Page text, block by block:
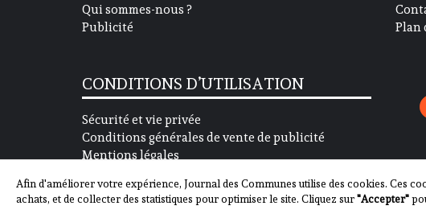
Qui sommes-nous ?
Publicité
CONDITIONS D’UTILISATION
Sécurité et vie privée
Conditions générales de vente de publicité
Mentions légales
Plan
Afin d'améliorer votre expérience, Journal des Communes utilise des cookies. Ces
achats, et de collecter des statistiques pour optimiser le site. Cliquez sur"Accepter"